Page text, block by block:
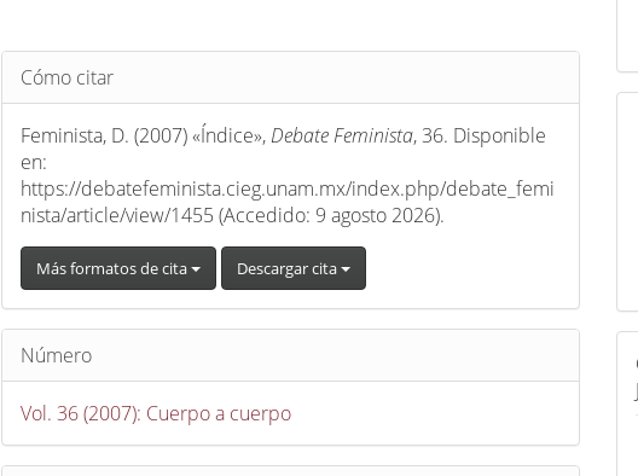
Detalles
del
artículo
Cómo citar
Feminista, D. (2007) «Índice», Debate Feminista, 36. Disponible
en:
https://debatefeminista.cieg.unam.mx/index.php/debate_femi
nista/article/view/1455 (Accedido: 9 agosto 2026).
Más formatos de cita Descargar cita
Número
Vol. 36 (2007): Cuerpo a cuerpo